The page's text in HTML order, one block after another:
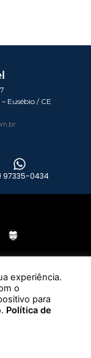
Eusébio / CE
97335-0434
experiência.
o
para
Política de